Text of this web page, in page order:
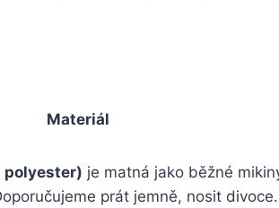
Materiál
polyester) je matná jako běžné
prát jemně, nosit divoce.